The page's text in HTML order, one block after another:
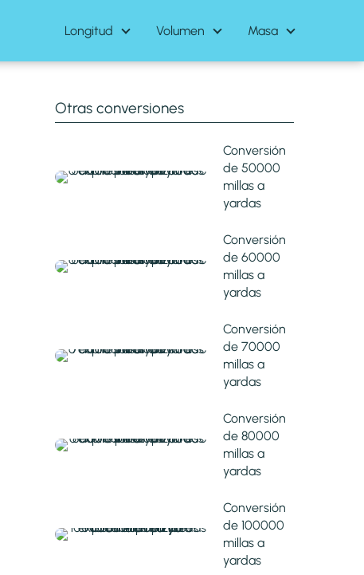
Longitud Volumen Masa
Otras conversiones
Conversión
de 50000
millas a
yardas
Conversión
de 60000
millas a
yardas
Conversión
de 70000
millas a
yardas
Conversión
de 80000
millas a
yardas
Conversión
de 100000
millas a
yardas